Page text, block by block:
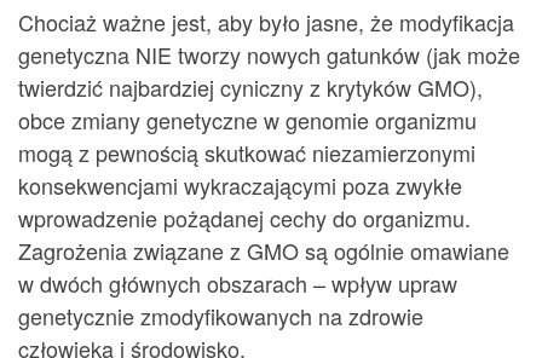
Chociaż ważne jest, aby było jasne, że modyfikacja
genetyczna NIE tworzy nowych gatunków (jak może
twierdzić najbardziej cyniczny z krytyków GMO),
obce zmiany genetyczne w genomie organizmu
mogą z pewnością skutkować niezamierzonymi
konsekwencjami wykraczającymi poza zwykłe
wprowadzenie pożądanej cechy do organizmu.
Zagrożenia związane z GMO są ogólnie omawiane
w dwóch głównych obszarach – wpływ upraw
genetycznie zmodyfikowanych na zdrowie
człowieka i środowisko.